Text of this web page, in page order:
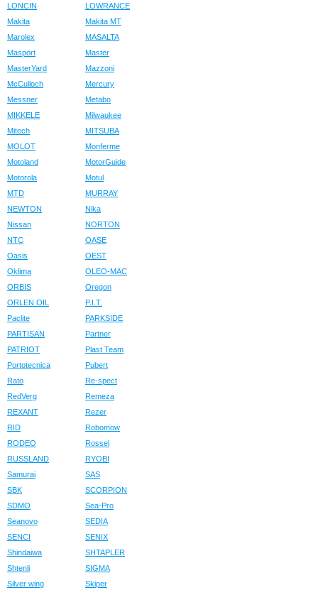
LONCIN
LOWRANCE
Makita
Makita MT
Marolex
MASALTA
Masport
Master
MasterYard
Mazzoni
McCulloch
Mercury
Messner
Metabo
MIKKELE
Milwaukee
Mitech
MITSUBA
MOLOT
Monferme
Motoland
MotorGuide
Motorola
Motul
MTD
MURRAY
NEWTON
Nika
Nissan
NORTON
NTC
OASE
Oasis
OEST
Oklima
OLEO-MAC
ORBIS
Oregon
ORLEN OIL
P.I.T.
Paclite
PARKSIDE
PARTISAN
Partner
PATRIOT
Plast Team
Portotecnica
Pubert
Rato
Re-spect
RedVerg
Remeza
REXANT
Rezer
RID
Robomow
RODEO
Rossel
RUSSLAND
RYOBI
Samurai
SAS
SBK
SCORPION
SDMO
Sea-Pro
Seanovo
SEDIA
SENCI
SENIX
Shindaiwa
SHTAPLER
Shtenli
SIGMA
Silver wing
Skiper